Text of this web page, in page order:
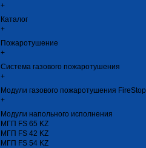
+
Каталог
+
Пожаротушение
+
Система газового пожаротушения
+
Модули газового пожаротушения FireStop
+
Модули напольного исполнения
МГП FS 65 KZ
МГП FS 42 KZ
МГП FS 54 KZ